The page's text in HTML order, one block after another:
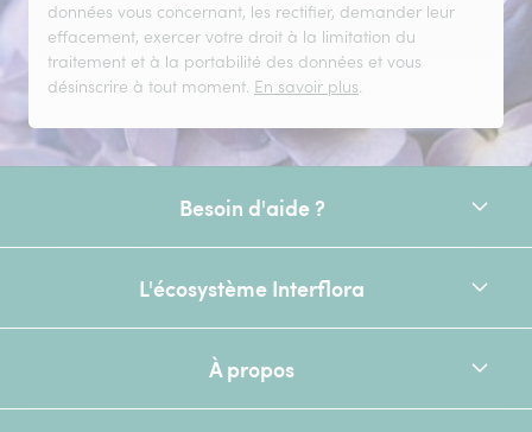
données vous concernant, les rectifier, demander leur
effacement, exercer votre droit à la limitation du
traitement et à la portabilité des données et vous
désinscrire à tout moment. En savoir plus.
Besoin d'aide ?
L'écosystème Interflora
À propos